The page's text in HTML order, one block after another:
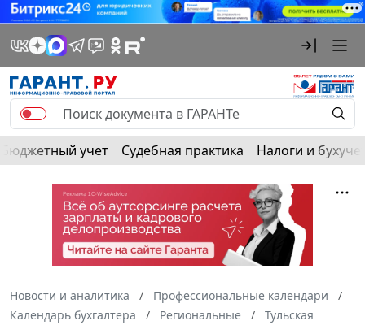
Бюджетный учет Судебная практика Налоги и
Новости и аналитика
Профессиональные календари
Календарь бухгалтера
Региональные
Тульская